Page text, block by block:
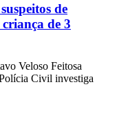
de
de 3
Veloso Feitosa
Civil investiga